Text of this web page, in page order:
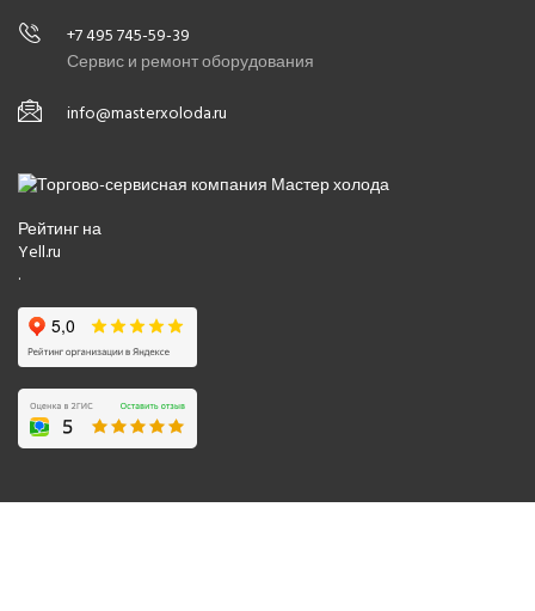
+7 495 745-59-39
Сервис и ремонт оборудования
info@masterxoloda.ru
Рейтинг на
Yell.ru
.